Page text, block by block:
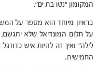
המקומון "נטו בת ים".
בראיון מיוחד הוא מספר על
על חלום המונדיאל שלא
לילה" ואיךזה להיות איש
החמישית.